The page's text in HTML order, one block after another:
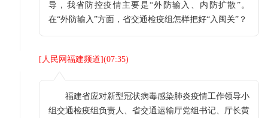
导，我省防控疫情主要是“外防输入、内防扩散”。
在“外防输入”方面，省交通检疫组怎样把好“入闽关”？
[ 人民网福建频道](07:35)
福建省应对新型冠状病毒感染肺炎疫情工作领导小
组交通检疫组负责人、省交通运输厅党组书记、厅长黄